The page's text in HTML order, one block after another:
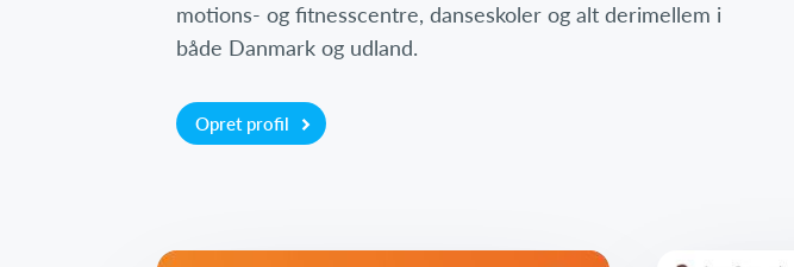
motions- og fitnesscentre, danseskoler og alt derimellem i
både Danmark og udland.
Opret profil